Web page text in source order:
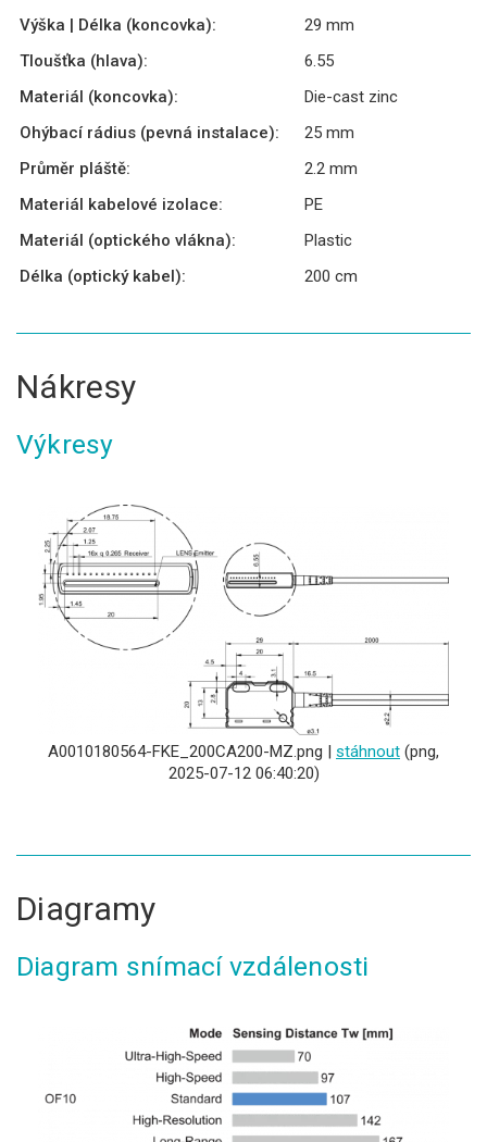
Výška | Délka (koncovka):
29 mm
Tloušťka (hlava):
6.55
Materiál (koncovka):
Die-cast zinc
Ohýbací rádius (pevná instalace):
25 mm
Průměr pláště:
2.2 mm
Materiál kabelové izolace:
PE
Materiál (optického vlákna):
Plastic
Délka (optický kabel):
200 cm
Nákresy
Výkresy
A0010180564-FKE_200CA200-MZ.png | stáhnout (png,
2025-07-12 06:40:20)
Diagramy
Diagram snímací vzdálenosti